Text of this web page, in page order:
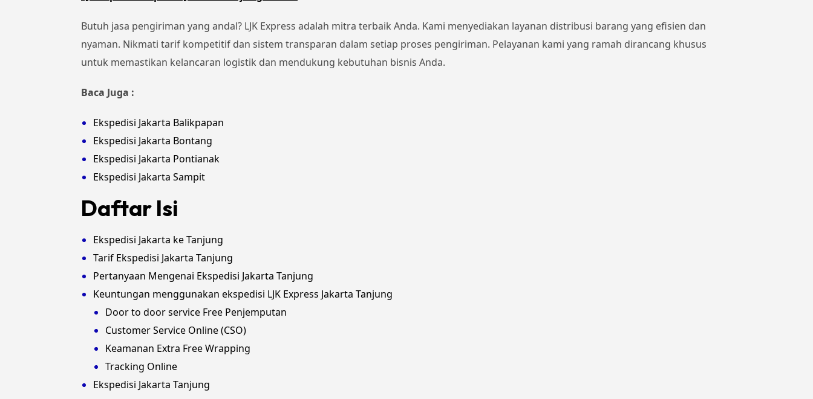
Butuh jasa pengiriman yang andal? LJK Express adalah mitra terbaik Anda. Kami menyediakan layanan distribusi barang yang efisien dan
nyaman. Nikmati tarif kompetitif dan sistem transparan dalam setiap proses pengiriman. Pelayanan kami yang ramah dirancang khusus
untuk memastikan kelancaran logistik dan mendukung kebutuhan bisnis Anda.
Baca Juga :
Ekspedisi Jakarta Balikpapan
Ekspedisi Jakarta Bontang
Ekspedisi Jakarta Pontianak
Ekspedisi Jakarta Sampit
Daftar Isi
Ekspedisi Jakarta ke Tanjung
Tarif Ekspedisi Jakarta Tanjung
Pertanyaan Mengenai Ekspedisi Jakarta Tanjung
Keuntungan menggunakan ekspedisi LJK Express Jakarta Tanjung
Door to door service Free Penjemputan
Customer Service Online (CSO)
Keamanan Extra Free Wrapping
Tracking Online
Ekspedisi Jakarta Tanjung